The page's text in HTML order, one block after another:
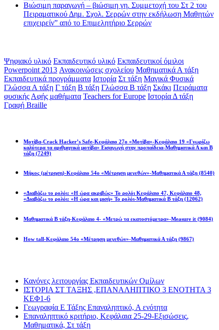
Βιώσιμη παραγωγή – βιώσιμη γη. Συμμετοχή του Στ 2 του
Πειραματικού Δημ. Σχολ. Σερρών στην εκδήλωση Μαθητών
επιχειρείν” από το Επιμελητήριο Σερρών
Ψηφιακό υλικό Εκπαιδευτικό υλικό Εκπαιδευτικοί όμιλοι
Powerpoint 2013 Ανακοινώσεις σχολείου Μαθηματικά Α τάξη
Εκπαιδευτικά προγράμματα Ιστορία Στ τάξη Μαγικά Φυσικά
Γλώσσα Α τάξη Γ τάξη Β τάξη Γλώσσα Β τάξη Σκάκι Πειράματα
φυσικής Αφής μαθήματα Teachers for Europe Ιστορία Δ τάξη
Γραφή Braille
Μοτίβα-Crack Hacker’s Safe-Κεφάλαιο 27ο «Μοτίβα»-Κεφάλαιο 19 «Γνωρίζω
καλύτερα τα αριθμητικά μοτίβα» Εισαγωγή στην προπαίδεια-Μαθηματικά Α και Β
τάξη (7249)
Μήκος (μέτρηση)-Κεφάλαιο 54ο «Μέτρηση μεγεθών»-Μαθηματικά Α τάξη (8540)
«Διαβάζω το ρολόι: «Η ώρα ακριβώς» Το ρολόι Κεφάλαιο 47, Κεφάλαιο 48,
«Διαβάζω το ρολόι: «Η ώρα και μισή» Το ρολόι-Μαθηματικά Β τάξη (12062)
Μαθηματικά Β τάξη-Κεφάλαιο 4- «Μετρώ τα εκατοστόμετρα»-Measure it (9084)
How tall-Κεφάλαιο 54ο «Μέτρηση μεγεθών»-Μαθηματικά Α τάξη (9867)
Κανόνες λειτουργίας Εκπαιδευτικών Ομίλων
ΙΣΤΟΡΙΑ ΣΤ ΤΑΞΗΣ ,ΕΠΑΝΑΛΗΠΤΙΚΟ 3 ΕΝΟΤΗΤΑ 3
ΚΕΦ1-6
Γεωγραφία Ε Τάξης Επαναληπτικό, Α ενότητα
Επαναληπτικό κριτήριο, Κεφάλαια 25-29-Εξισώσεις,
Μαθηματικά, Στ τάξη